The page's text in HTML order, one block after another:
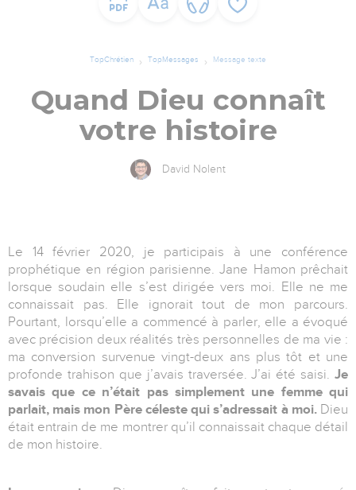
TopChrétien TopMessages Message texte
Quand Dieu connaît
votre histoire
David Nolent
Le 14 février 2020, je participais à une conférence
prophétique en région parisienne. Jane Hamon prêchait
lorsque soudain elle s’est dirigée vers moi. Elle ne me
connaissait pas. Elle ignorait tout de mon parcours.
Pourtant, lorsqu’elle a commencé à parler, elle a évoqué
avec précision deux réalités très personnelles de ma vie :
ma conversion survenue vingt-deux ans plus tôt et une
profonde trahison que j’avais traversée. J’ai été saisi. Je
savais que ce n’était pas simplement une femme qui
parlait, mais mon Père céleste qui s’adressait à moi.Dieu
était entrain de me montrer qu’il connaissait chaque détail
de mon histoire.